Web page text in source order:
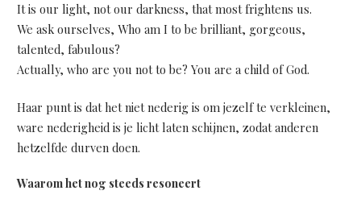
It is our light, not our darkness, that most frightens us.
We ask ourselves, Who am I to be brilliant, gorgeous,
talented, fabulous?
Actually, who are you not to be? You are a child of God.
Haar punt is dat het niet nederig is om jezelf te verkleinen,
ware nederigheid is je licht laten schijnen, zodat anderen
hetzelfde durven doen.
Waarom het nog steeds resoneert